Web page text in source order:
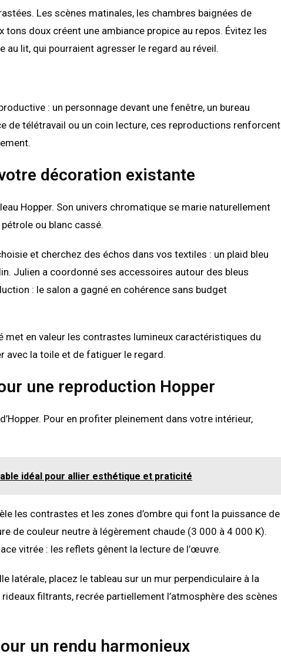
Les scènes matinales, les chambres baignées de
doux créent une ambiance propice au repos. Évitez les
lit, qui pourraient agresser le regard au réveil.
: un personnage devant une fenêtre, un bureau
de télétravail ou un coin lecture, ces reproductions renforcent
décoration existante
Hopper. Son univers chromatique se marie naturellement
ou blanc cassé.
et cherchez des échos dans vos textiles : un plaid bleu
Julien a coordonné ses accessoires autour des bleus
: le salon a gagné en cohérence sans budget
met en valeur les contrastes lumineux caractéristiques du
avec la toile et de fatiguer le regard.
une reproduction Hopper
Pour en profiter pleinement dans votre intérieur,
idéal pour allier esthétique et praticité
les contrastes et les zones d’ombre qui font la puissance de
de couleur neutre à légèrement chaude (3 000 à 4 000 K).
vitrée : les reflets gênent la lecture de l’œuvre.
latérale, placez le tableau sur un mur perpendiculaire à la
filtrants, recrée partiellement l’atmosphère des scènes
un rendu harmonieux